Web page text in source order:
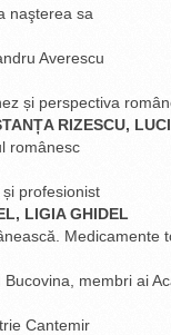
naşterea sa
Averescu
și perspectiva
RIZESCU,
românesc
profesionist
LIGIA GHIDEL
Medicamente
membri ai
Cantemir